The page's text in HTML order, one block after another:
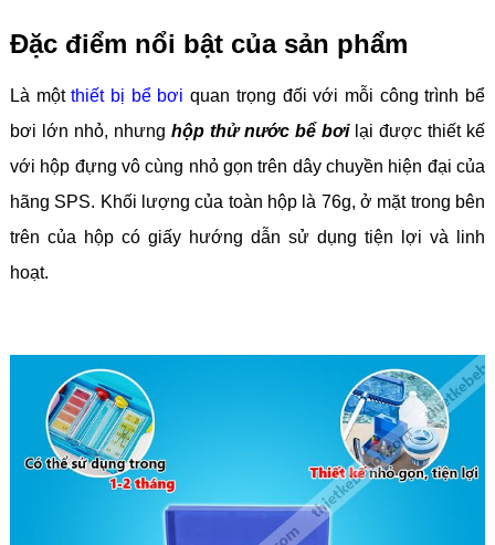
Đặc điểm nổi bật của sản phẩm
Là mộtthiết bị bể bơi quan trọng đối với mỗi công trình bể
bơi lớn nhỏ, nhưng hộp thử nước bể bơilại được thiết kế
với hộp đựng vô cùng nhỏ gọn trên dây chuyền hiện đại của
hãng SPS. Khối lượng của toàn hộp là 76g, ở mặt trong bên
trên của hộp có giấy hướng dẫn sử dụng tiện lợi và linh
hoạt.